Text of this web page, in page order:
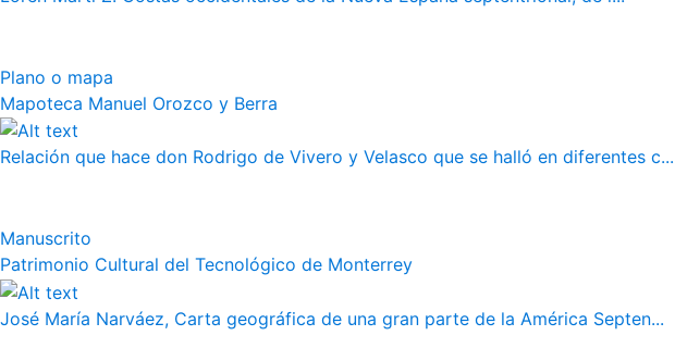
Plano o mapa
Mapoteca Manuel Orozco y Berra
Relación que hace don Rodrigo de Vivero y Velasco que se halló en diferentes c...
Manuscrito
Patrimonio Cultural del Tecnológico de Monterrey
José María Narváez, Carta geográfica de una gran parte de la América Septen...